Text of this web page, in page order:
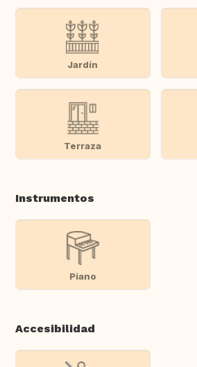
Jardín
Terraza
Instrumentos
Piano
Accesibilidad